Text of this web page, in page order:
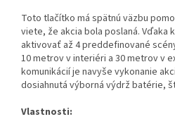
Toto tlačítko má spätnú väzbu
viete, že akcia bola poslaná. Vďaka
aktivovať až 4 preddefinované
10 metrov v interiéri a 30 metrov v
komunikácií je navyše vykonanie
dosiahnutá výborná výdrž batérie,
Vlastnosti: